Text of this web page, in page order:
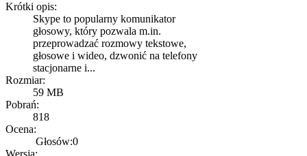
Krótki opis:
Skype to popularny komunikator
głosowy, który pozwala m.in.
przeprowadzać rozmowy tekstowe,
głosowe i wideo, dzwonić na telefony
stacjonarne i...
Rozmiar:
59 MB
Pobrań:
818
Ocena:
Głosów:0